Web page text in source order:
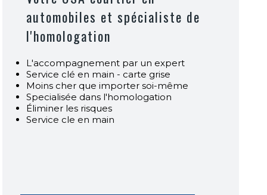
automobiles et spécialiste de
l'homologation
L'accompagnement par un expert
Service clé en main - carte grise
Moins cher que importer soi-même
Specialisée dans l'homologation
Éliminer les risques
Service cle en main